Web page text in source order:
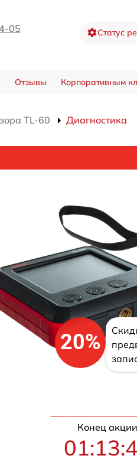
05 Статус
Отзывы Корпоративным
TL-60 Диагностика
20%
Конец акции